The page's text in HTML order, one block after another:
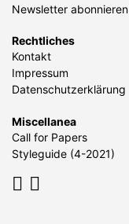
Newsletter abonnieren
Rechtliches
Kontakt
Impressum
Datenschutzerklärung
Miscellanea
Call for Papers
Styleguide (4-2021)